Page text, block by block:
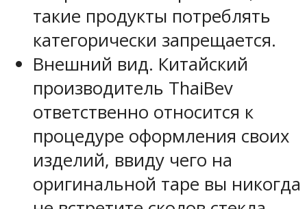
такие продукты потреблять
категорически запрещается.
Внешний вид. Китайский
производитель ThaiBev
ответственно относится к
процедуре оформления своих
изделий, ввиду чего на
оригинальной таре вы никогда